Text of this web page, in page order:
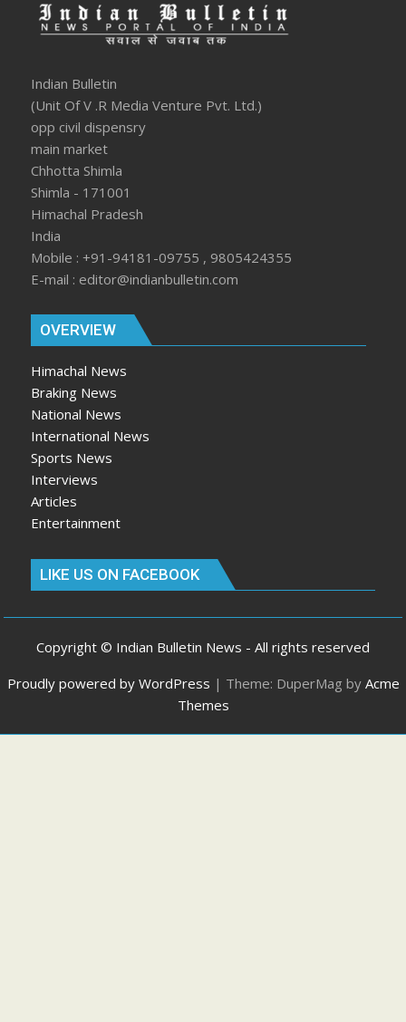
Indian Bulletin
(Unit Of V .R Media Venture Pvt. Ltd.)
opp civil dispensry
main market
Chhotta Shimla
Shimla - 171001
Himachal Pradesh
India
Mobile : +91-94181-09755 , 9805424355
E-mail : editor@indianbulletin.com
OVERVIEW
Himachal News
Braking News
National News
International News
Sports News
Interviews
Articles
Entertainment
LIKE US ON FACEBOOK
Copyright © Indian Bulletin News - All rights reserved
Proudly powered by WordPress | Theme: DuperMag by Acme
Themes